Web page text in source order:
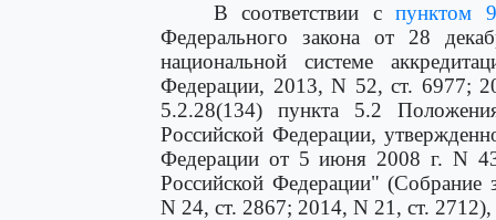
В соответствии спунктом
Федерального закона от 28
национальной системе
Федерации, 2013, N 52, ст. 6977;
5.2.28(134) пункта 5.2
Российской Федерации,
Федерации от 5 июня 2008 г. N
Российской Федерации" (Собрание
N 24, ст. 2867; 2014, N 21, ст.